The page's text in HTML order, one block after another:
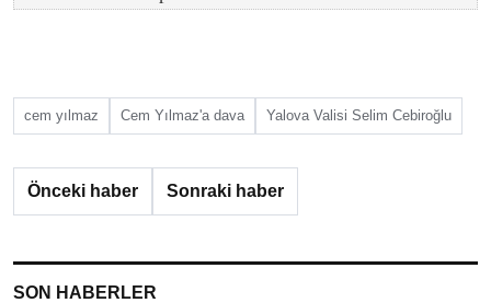
cem yılmaz Cem Yılmaz'a dava Yalova Valisi Selim Cebiroğlu
Önceki haber Sonraki haber
SON HABERLER